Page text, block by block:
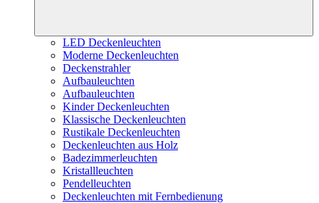
LED Deckenleuchten
Moderne Deckenleuchten
Deckenstrahler
Aufbauleuchten
Aufbauleuchten
Kinder Deckenleuchten
Klassische Deckenleuchten
Rustikale Deckenleuchten
Deckenleuchten aus Holz
Badezimmerleuchten
Kristallleuchten
Pendelleuchten
Deckenleuchten mit Fernbedienung